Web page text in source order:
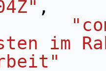
,
im